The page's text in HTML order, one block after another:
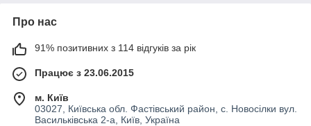
Про нас
91% позитивних з 114 відгуків за рік
Працює з 23.06.2015
м. Київ
03027, Київська обл. Фастівський район, с. Новосілки вул.
Васильківська 2-а, Київ, Україна